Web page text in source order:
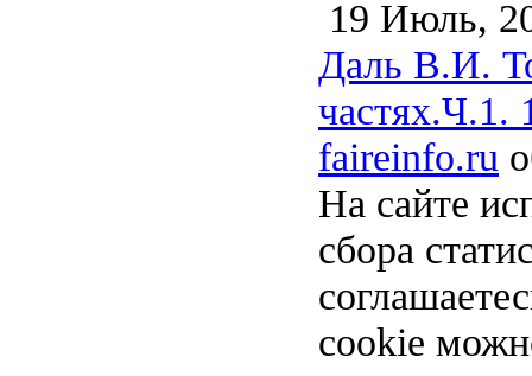
19 Июль,
Даль В.И.
частях.Ч.1.
faireinfo.ru
На сайте
сбора
cookie